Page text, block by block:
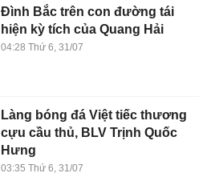
Đình Bắc trên con đường tái
hiện kỳ tích của Quang Hải
04:28 Thứ 6, 31/07
Làng bóng đá Việt tiếc thương
cựu cầu thủ, BLV Trịnh Quốc
Hưng
03:35 Thứ 6, 31/07